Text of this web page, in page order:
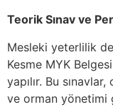
Teorik Sınav ve
Mesleki yeterlilik
Kesme MYK
yapılır. Bu
ve orman yönetimi